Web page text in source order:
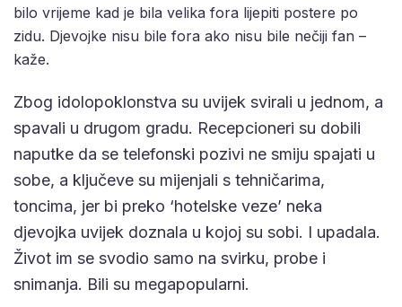
bilo vrijeme kad je bila velika fora lijepiti postere po
zidu. Djevojke nisu bile fora ako nisu bile nečiji fan –
kaže.
Zbog idolopoklonstva su uvijek svirali u jednom, a
spavali u drugom gradu. Recepcioneri su dobili
naputke da se telefonski pozivi ne smiju spajati u
sobe, a ključeve su mijenjali s tehničarima,
toncima, jer bi preko ‘hotelske veze’ neka
djevojka uvijek doznala u kojoj su sobi. I upadala.
Život im se svodio samo na svirku, probe i
snimanja. Bili su megapopularni.